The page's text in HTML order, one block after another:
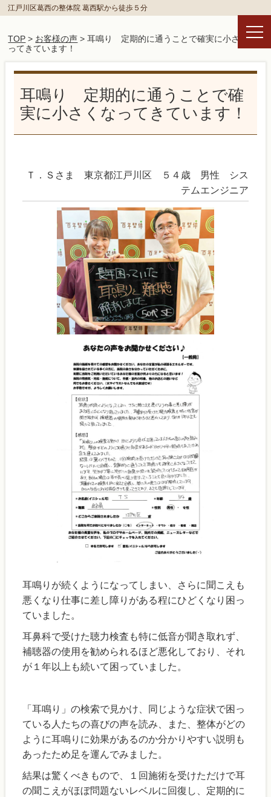
江戸川区葛西の整体院 葛西駅から徒歩５分
TOP > お客様の声 > 耳鳴り 定期的に通うことで確実に小さくな
ってきています！
耳鳴り 定期的に通うことで確
実に小さくなってきています！
Ｔ．Ｓさま 東京都江戸川区 ５４歳 男性 シス
テムエンジニア
耳鳴りが続くようになってしまい、さらに聞こえも
悪くなり仕事に差し障りがある程にひどくなり困っ
ていました。
耳鼻科で受けた聴力検査も特に低音が聞き取れず、
補聴器の使用を勧められるほど悪化しており、それ
が１年以上も続いて困っていました。
「耳鳴り」の検索で見かけ、同じような症状で困っ
ている人たちの喜びの声を読み、また、整体がどの
ように耳鳴りに効果があるのか分かりやすい説明も
あったため足を運んでみました。
結果は驚くべきもので、１回施術を受けただけで耳
の聞こえがほぼ問題ないレベルに回復し、定期的に